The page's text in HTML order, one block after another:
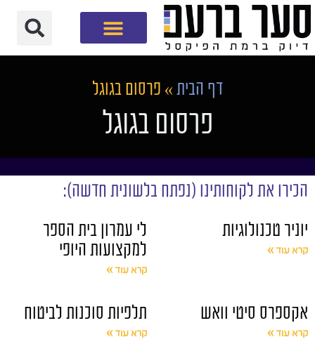
דף הבית » פרסום בגוגל
פרסום בגוגל
הכירו את לקוחותינו (נפתח בלשונית חדשה):
יוניר טכנולוגיות
קרא עוד »
לי עמרון בית הספר
למקצועות היופי
קרא עוד »
אקספרס סיטי וואש
קרא עוד »
תלפיות סוכנות לביטוח
קרא עוד »